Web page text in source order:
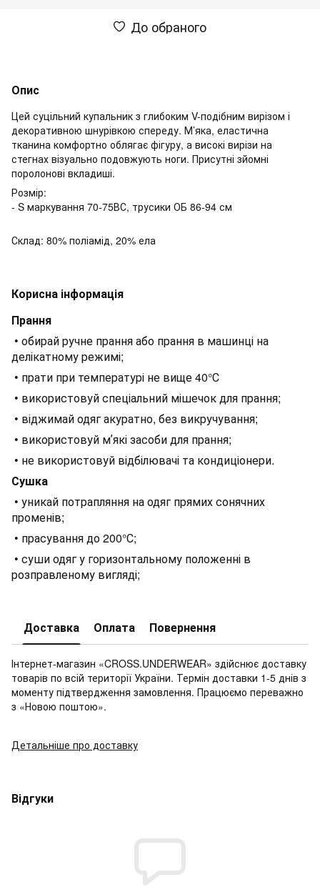
До обраного
Опис
Цей суцільний купальник з глибоким V-подібним вирізом і
декоративною шнурівкою спереду. М’яка, еластична
тканина комфортно облягає фігуру, а високі вирізи на
стегнах візуально подовжують ноги. Присутні зйомні
поролонові вкладиші.
Розмір:
- S маркування 70-75ВС, трусики ОБ 86-94 см
Склад: 80% поліамід, 20% ела
Корисна інформація
Прання
• обирай ручне прання або прання в машинці на
делікатному режимі;
• прати при температурі не вище 40°С
• використовуй спеціальний мішечок для прання;
• віджимай одяг акуратно, без викручування;
• використовуй мʼякі засоби для прання;
• не використовуй відбілювачі та кондиціонери.
Сушка
• уникай потрапляння на одяг прямих сонячних
променів;
• прасування до 200°С;
• суши одяг у горизонтальному положенні в
розправленому вигляді;
Доставка Оплата Повернення
Інтернет-магазин «CROSS.UNDERWEAR» здійснює доставку
товарів по всій території України. Термін доставки 1-5 днів з
моменту підтвердження замовлення. Працюємо переважно
з «Новою поштою».
Детальніше про доставку
Відгуки